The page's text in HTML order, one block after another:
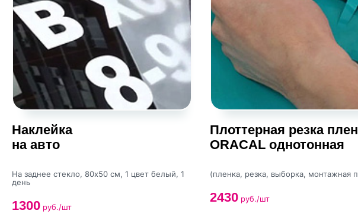
Наклейка
на авто
На заднее стекло, 80х50 см, 1 цвет белый, 1
день
1300 руб./шт
Плоттерная резка
ORACAL однотонная
(пленка, резка, выборка, монтажная
2430руб./шт